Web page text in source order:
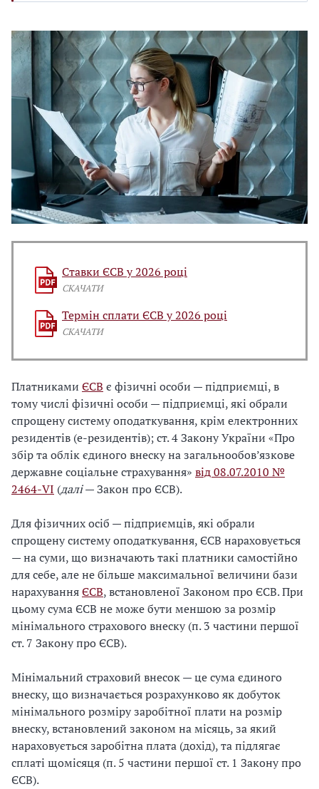
Ставки ЄСВ у 2026 році
СКАЧАТИ
Термін сплати ЄСВ у 2026 році
СКАЧАТИ
Платниками ЄСВ є фізичні особи — підприємці, в
тому числі фізичні особи — підприємці, які обрали
спрощену систему оподаткування, крім електронних
резидентів (е-резидентів); ст. 4 Закону України «Про
збір та облік єдиного внеску на загальнообов’язкове
державне соціальне страхування» від 08.07.2010 №
2464-VI (далі— Закон про ЄСВ).
Для фізичних осіб — підприємців, які обрали
спрощену систему оподаткування, ЄСВ нараховується
— на суми, що визначають такі платники самостійно
для себе, але не більше максимальної величини бази
нарахуванняЄСВ, встановленої Законом про ЄСВ. При
цьому сума ЄСВ не може бути меншою за розмір
мінімального страхового внеску (п. 3 частини першої
ст. 7 Закону про ЄСВ).
Мінімальний страховий внесок — це сума єдиного
внеску, що визначається розрахунково як добуток
мінімального розміру заробітної плати на розмір
внеску, встановлений законом на місяць, за який
нараховується заробітна плата (дохід), та підлягає
сплаті щомісяця (п. 5 частини першої ст. 1 Закону про
ЄСВ).